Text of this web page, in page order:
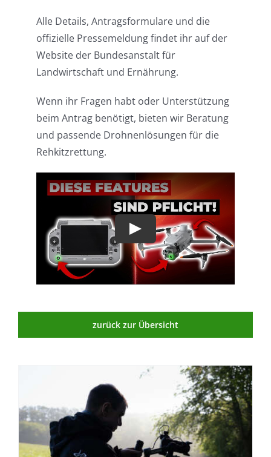
Alle Details, Antragsformulare und die
offizielle Pressemeldung findet ihr auf der
Website der Bundesanstalt für
Landwirtschaft und Ernährung.
Wenn ihr Fragen habt oder Unterstützung
beim Antrag benötigt, bieten wir Beratung
und passende Drohnenlösungen für die
Rehkitzrettung.
zurück zur Übersicht